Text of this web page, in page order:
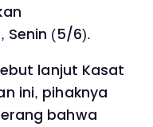
Senin (5/6).
lanjut Kasat
ini, pihaknya
bahwa